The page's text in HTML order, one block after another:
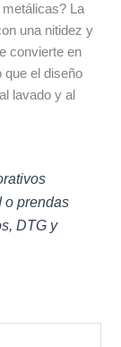
La
una nitidez y
convierte en
que el diseño
lavado y al
o prendas
DTG y